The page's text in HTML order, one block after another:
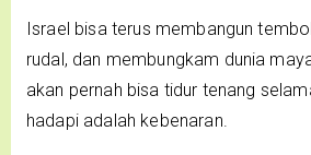
Israel bisa terus membangun
rudal, dan membungkam dunia
akan pernah bisa tidur tenang
hadapi adalah kebenaran.